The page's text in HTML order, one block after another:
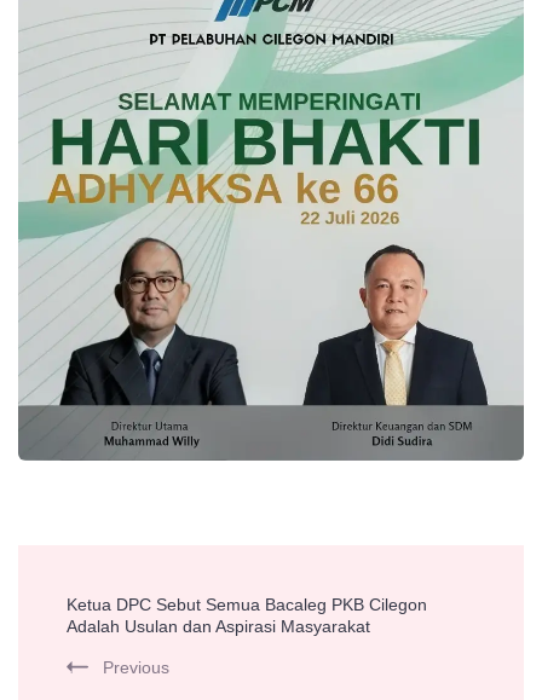
Navigation
Ketua DPC Sebut Semua Bacaleg PKB Cilegon
Adalah Usulan dan Aspirasi Masyarakat
Previous